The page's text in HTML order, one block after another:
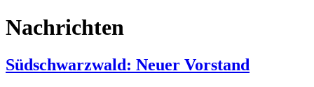
Nachrichten
Südschwarzwald: Neuer Vorstand